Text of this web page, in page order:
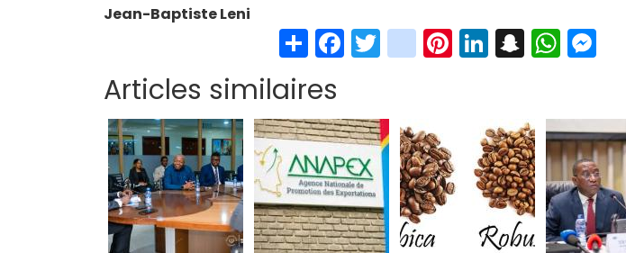
Jean-Baptiste Leni
S
h
ar
e
Fa
ce
o
o
k
T
wi
er
in
st
ra
m
Pi
nt
Li
n
dI
n
S
n
pc
h
at
W
h
sA
p
p
n
ge
r
Articles similaires